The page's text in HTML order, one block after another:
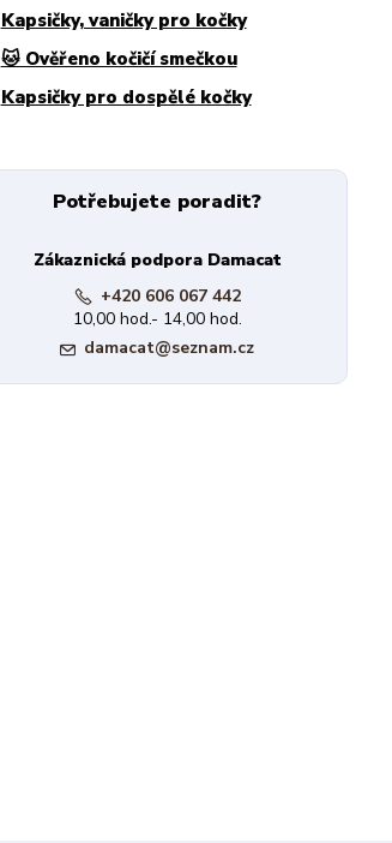
Kapsičky, vaničky pro kočky
🐱 Ověřeno kočičí smečkou
Kapsičky pro dospělé kočky
Potřebujete poradit?
Zákaznická podpora Damacat
+420 606 067 442
10,00 hod.- 14,00 hod.
damacat@seznam.cz